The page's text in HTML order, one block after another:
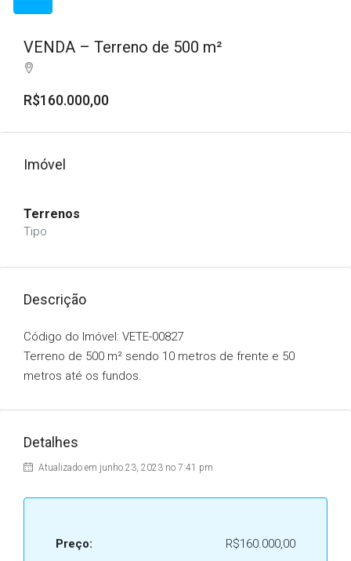
VENDA – Terreno de 500 m²
R$160.000,00
Imóvel
Terrenos
Tipo
Descrição
Código do Imóvel: VETE-00827
Terreno de 500 m² sendo 10 metros de frente e 50
metros até os fundos.
Detalhes
Atualizado em junho 23, 2023 no 7:41 pm
Preço: R$160.000,00